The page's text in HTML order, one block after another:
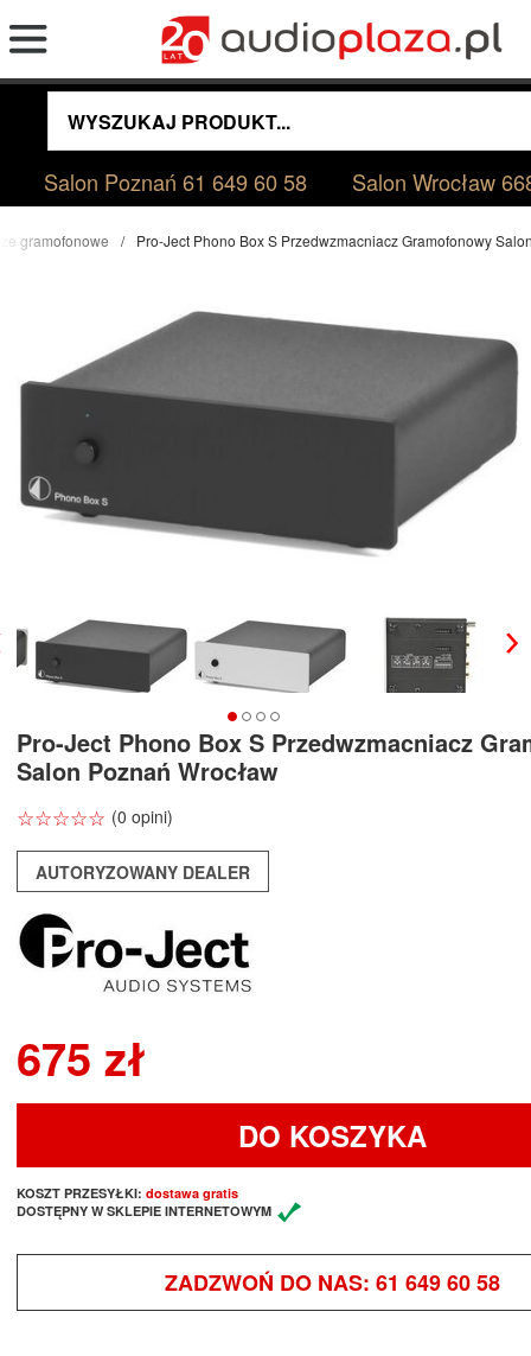
Salon Poznań61 649 60 58 Salon Wrocław
gramofonowe Pro-Ject Phono Box S Przedwzmacniacz Gramofonowy
Pro-Ject Phono Box S Przedwzmacniacz
Salon Poznań Wrocław
☆☆☆☆☆
★★★★★ (0 opini)
AUTORYZOWANY DEALER
675 zł
DO KOSZYKA
KOSZT PRZESYŁKI: dostawa gratis
DOSTĘPNY W SKLEPIE INTERNETOWYM
ZADZWOŃ DO NAS: 61 649 60 58